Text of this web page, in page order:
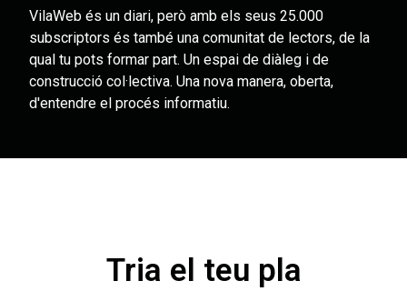
VilaWeb és un diari, però amb els seus 25.000
subscriptors és també una comunitat de lectors, de la
qual tu pots formar part. Un espai de diàleg i de
construcció col·lectiva. Una nova manera, oberta,
d'entendre el procés informatiu.
Tria el teu pla